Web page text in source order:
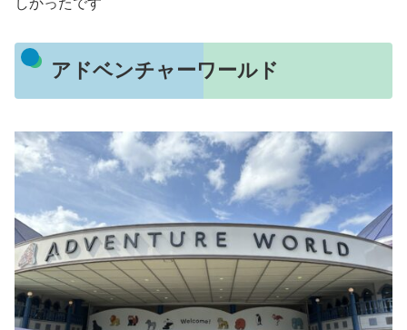
しかったです
アドベンチャーワールド